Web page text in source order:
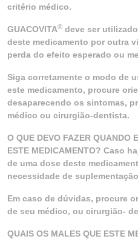
critério médico.
GUACOVITA® deve ser
deste medicamento por outra
perda do efeito esperado ou
Siga corretamente o modo de
este medicamento, procure
desaparecendo os sintomas,
médico ou cirurgião-dentista.
O QUE DEVO FAZER QUANDO
ESTE MEDICAMENTO? Caso
de uma dose deste
necessidade de
Em caso de dúvidas, procure
de seu médico, ou cirurgião-
QUAIS OS MALES QUE ESTE